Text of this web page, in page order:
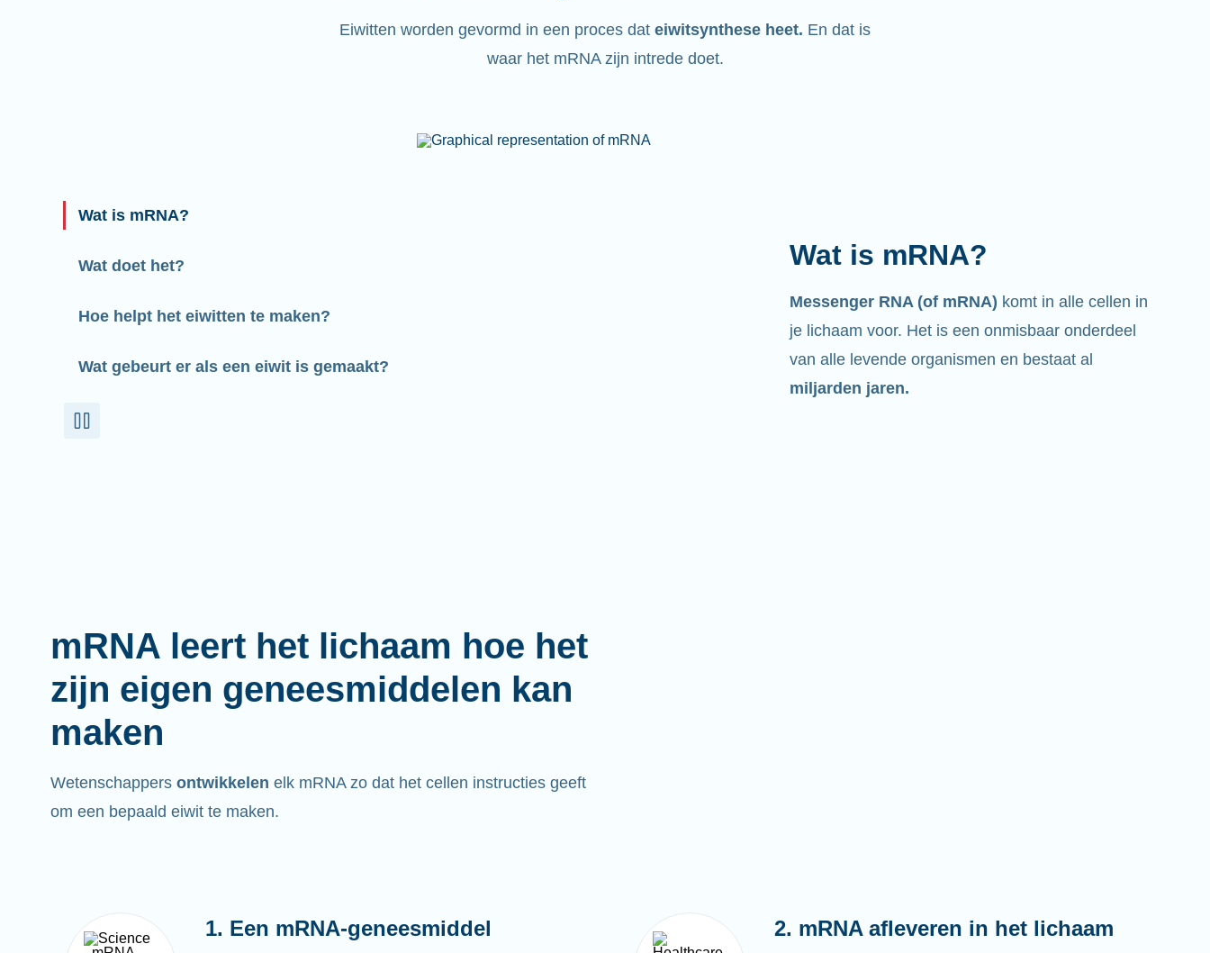
Eiwitten worden gevormd in een proces dat eiwitsynthese heet. En dat is
waar het mRNA zijn intrede doet.
Wat is mRNA?
Wat doet het?
Hoe helpt het eiwitten te maken?
Wat gebeurt er als een eiwit is gemaakt?
Wat is mRNA?
Messenger RNA (of mRNA) komt in alle cellen in
je lichaam voor. Het is een onmisbaar onderdeel
van alle levende organismen en bestaat al
miljarden jaren.
mRNA leert het lichaam hoe het
zijn eigen geneesmiddelen kan
maken
Wetenschappers ontwikkelen elk mRNA zo dat het cellen instructies geeft
om een bepaald eiwit te maken.
1. Een mRNA-geneesmiddel
2. mRNA afleveren in het lichaam